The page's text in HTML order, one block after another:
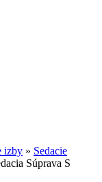
izby » Sedacie
Súprava S